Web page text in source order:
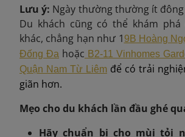
Lưu ý: Ngày thường thường ít
Du khách cũng có thể khám phá
khác, chẳng hạn như 1 9B Hoàng
Đống Đa hoặc B2-11 Vinhomes
Quận Nam Từ Liêm để có trải
giãn hơn.
Mẹo cho du khách lần đầu ghé
Hãy chuẩn bị cho mùi tỏi